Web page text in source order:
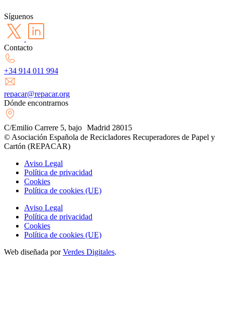
Síguenos
Contacto
+34 914 011 994
repacar@repacar.org
Dónde encontrarnos
C/Emilio Carrere 5, bajo Madrid 28015
© Asociación Española de Recicladores Recuperadores de Papel y
Cartón (REPACAR)
Aviso Legal
Política de privacidad
Cookies
Política de cookies (UE)
Aviso Legal
Política de privacidad
Cookies
Política de cookies (UE)
Web diseñada porVerdes Digitales.